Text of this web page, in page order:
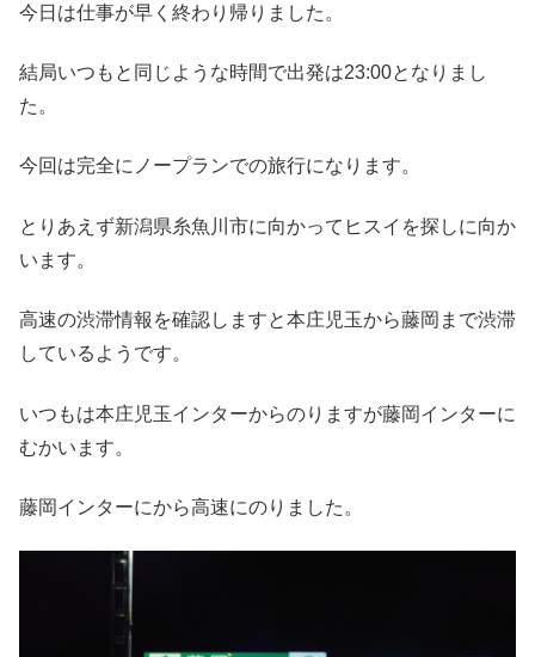
今日は仕事が早く終わり帰りました。
結局いつもと同じような時間で出発は23:00となりまし
た。
今回は完全にノープランでの旅行になります。
とりあえず新潟県糸魚川市に向かってヒスイを探しに向か
います。
高速の渋滞情報を確認しますと本庄児玉から藤岡まで渋滞
しているようです。
いつもは本庄児玉インターからのりますが藤岡インターに
むかいます。
藤岡インターにから高速にのりました。